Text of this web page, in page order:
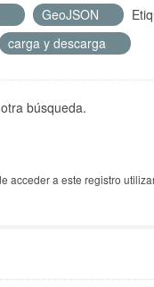
GeoJSON
carga y descarga
búsqueda.
acceder a este registro